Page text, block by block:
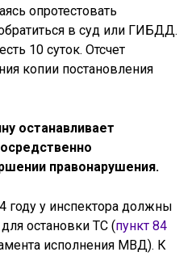
опротестовать
в суд или ГИБДД.
10 суток. Отсчет
копии постановления
останавливает
правонарушения.
году у инспектора должны
остановки ТС (пункт 84
исполнения МВД). К